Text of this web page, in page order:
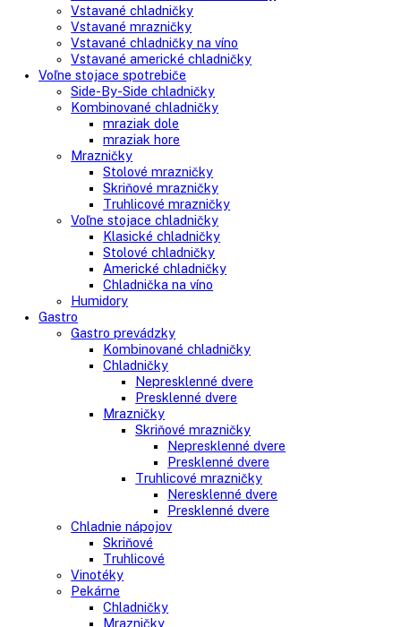
Search
Vstavané spotrebiče
Vstavané kombinované chladničky
Vstavané chladničky
Vstavané mrazničky
Vstavané chladničky na víno
Vstavané americké chladničky
Voľne stojace spotrebiče
Side-By-Side chladničky
Kombinované chladničky
mraziak dole
mraziak hore
Mrazničky
Stolové mrazničky
Skriňové mrazničky
Truhlicové mrazničky
Klasické chladničky
Stolové chladničky
Americké chladničky
Chladnička na víno
Humidory
Gastro prevádzky
Kombinované chladničky
Chladničky
Nepresklenné dvere
Presklenné dvere
Mrazničky
Skriňové mrazničky
Truhlicové mrazničky